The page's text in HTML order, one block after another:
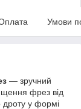
Умови
— зручний
фрез від
дроту у формі